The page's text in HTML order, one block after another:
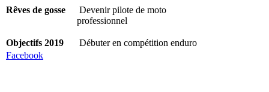
Rêves de gosse
Devenir pilote de moto
professionnel
Objectifs 2019
Débuter en compétition enduro
Facebook